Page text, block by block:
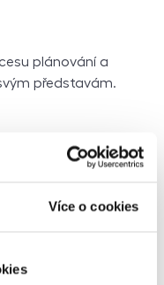
Více o cookies
plánování a
představám.
funkcí nebo
a předání